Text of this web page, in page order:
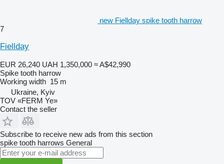
new Fiellday spike tooth harrow
7
Fiellday
EUR 26,240 UAH 1,350,000 ≈ A$42,990
Spike tooth harrow
Working width 15 m
Ukraine, Kyiv
TOV «FERM Ye»
Contact the seller
Subscribe to receive new ads from this section
spike tooth harrows General